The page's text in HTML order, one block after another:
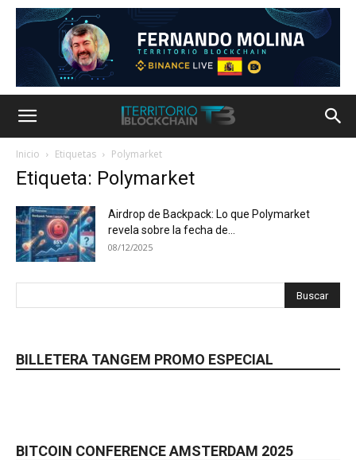
Inicio Etiquetas Polymarket
Etiqueta: Polymarket
Airdrop de Backpack: Lo que Polymarket
revela sobre la fecha de...
08/12/2025
BILLETERA TANGEM PROMO ESPECIAL
BITCOIN CONFERENCE AMSTERDAM 2025